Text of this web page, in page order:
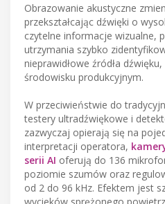
Obrazowanie akustyczne
przekształcając dźwięki o
czytelne informacje wizualne,
utrzymania szybko
nieprawidłowe źródła
środowisku produkcyjnym.
W przeciwieństwie do
testery ultradźwiękowe i
zazwyczaj opierają się na
interpretacji operatora,
serii AI oferują do 136
poziomie szumów oraz
od 2 do 96 kHz. Efektem jest